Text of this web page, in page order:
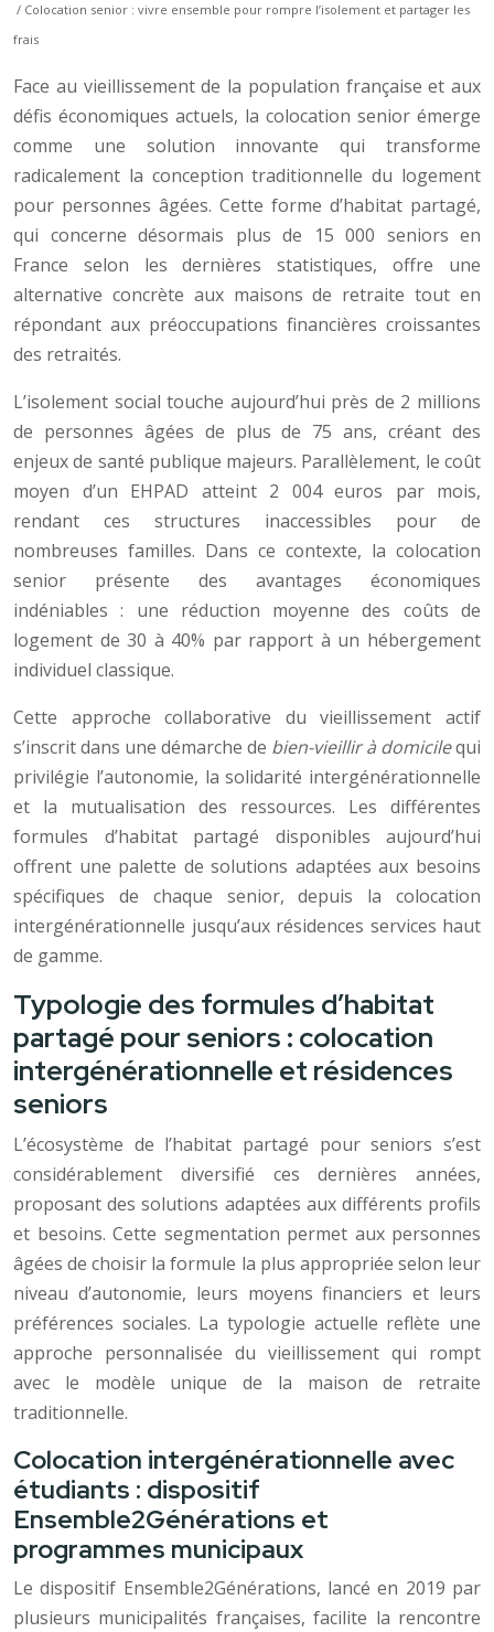
/ Colocation senior : vivre ensemble pour rompre l’isolement et partager les
frais
Face au vieillissement de la population française et aux
défis économiques actuels, la colocation senior émerge
comme une solution innovante qui transforme
radicalement la conception traditionnelle du logement
pour personnes âgées. Cette forme d’habitat partagé,
qui concerne désormais plus de 15 000 seniors en
France selon les dernières statistiques, offre une
alternative concrète aux maisons de retraite tout en
répondant aux préoccupations financières croissantes
des retraités.
L’isolement social touche aujourd’hui près de 2 millions
de personnes âgées de plus de 75 ans, créant des
enjeux de santé publique majeurs. Parallèlement, le coût
moyen d’un EHPAD atteint 2 004 euros par mois,
rendant ces structures inaccessibles pour de
nombreuses familles. Dans ce contexte, la colocation
senior présente des avantages économiques
indéniables : une réduction moyenne des coûts de
logement de 30 à 40% par rapport à un hébergement
individuel classique.
Cette approche collaborative du vieillissement actif
s’inscrit dans une démarche de bien-vieillir à domicilequi
privilégie l’autonomie, la solidarité intergénérationnelle
et la mutualisation des ressources. Les différentes
formules d’habitat partagé disponibles aujourd’hui
offrent une palette de solutions adaptées aux besoins
spécifiques de chaque senior, depuis la colocation
intergénérationnelle jusqu’aux résidences services haut
de gamme.
Typologie des formules d’habitat
partagé pour seniors : colocation
intergénérationnelle et résidences
seniors
L’écosystème de l’habitat partagé pour seniors s’est
considérablement diversifié ces dernières années,
proposant des solutions adaptées aux différents profils
et besoins. Cette segmentation permet aux personnes
âgées de choisir la formule la plus appropriée selon leur
niveau d’autonomie, leurs moyens financiers et leurs
préférences sociales. La typologie actuelle reflète une
approche personnalisée du vieillissement qui rompt
avec le modèle unique de la maison de retraite
traditionnelle.
Colocation intergénérationnelle avec
étudiants : dispositif
Ensemble2Générations et
programmes municipaux
Le dispositif Ensemble2Générations, lancé en 2019 par
plusieurs municipalités françaises, facilite la rencontre